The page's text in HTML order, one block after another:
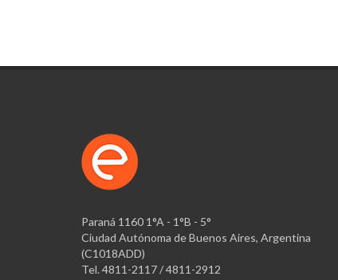
Paraná 1160 1°A - 1°B - 5°
Ciudad Autónoma de Buenos Aires, Argentina
(C1018ADD)
Tel. 4811-2117 / 4811-2912